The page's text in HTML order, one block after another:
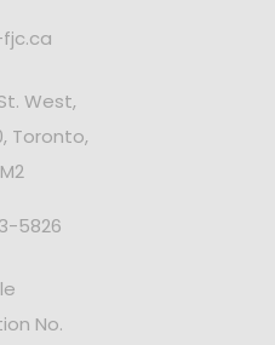
West,
Toronto,
5826
No.